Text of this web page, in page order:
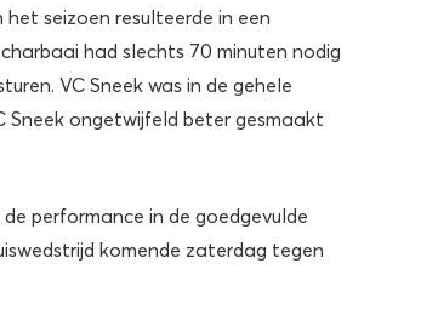
seizoen resulteerde in een
had slechts 70 minuten nodig
VC Sneek was in de gehele
Sneek ongetwijfeld beter gesmaakt
performance in de goedgevulde
komende zaterdag tegen